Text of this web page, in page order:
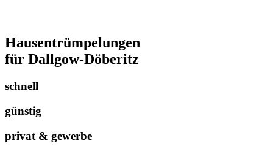
Hausentrümpelungen
für Dallgow-Döberitz
schnell
günstig
privat & gewerbe